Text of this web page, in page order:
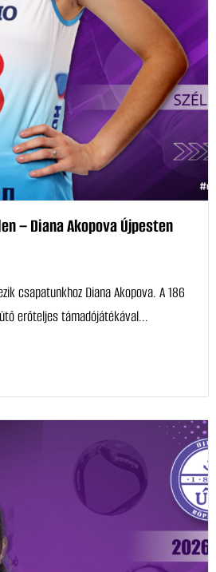
– Diana Akopova Újpesten
csapatunkhoz Diana Akopova. A 186
erőteljes támadójátékával...